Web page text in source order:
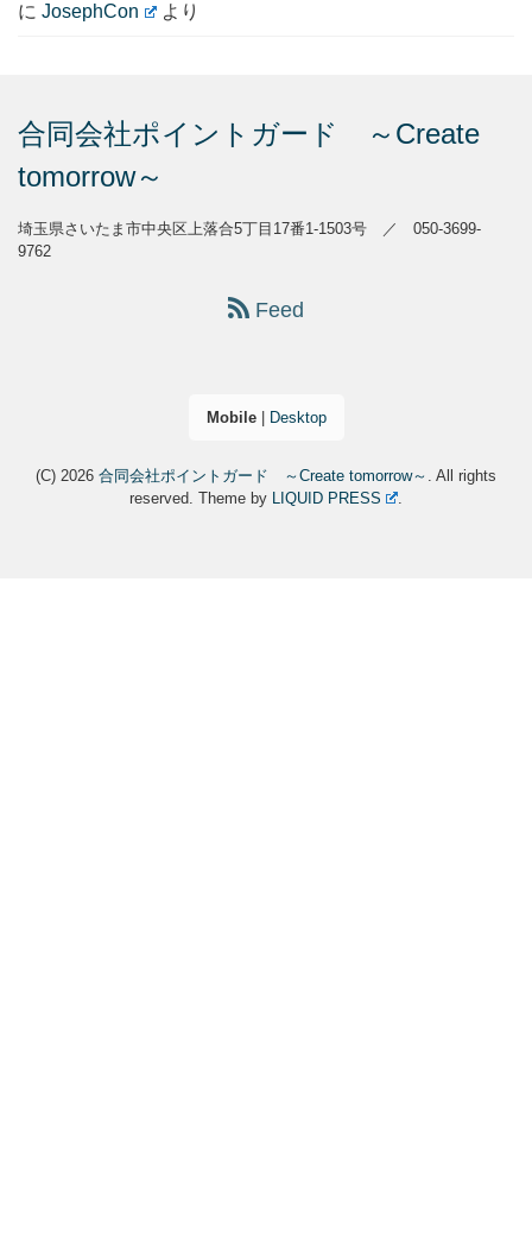
に JosephCon より
合同会社ポイントガード ～Create
tomorrow～
埼玉県さいたま市中央区上落合5丁目17番1-1503号 ／ 050-3699-
9762
Feed
Mobile| Desktop
(C) 2026 合同会社ポイントガード ～Create tomorrow～ . All rights
reserved.Theme by LIQUID PRESS .